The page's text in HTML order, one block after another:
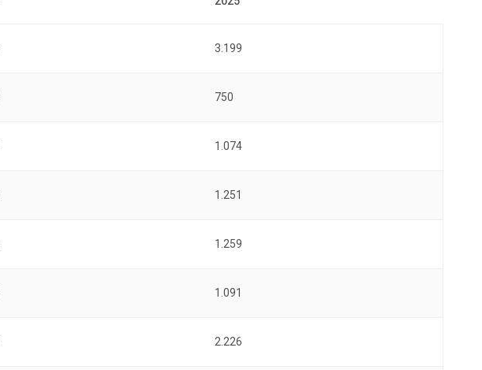
3.199
750
1.074
1.251
1.259
1.091
2.226